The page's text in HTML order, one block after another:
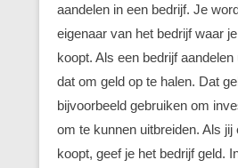
aandelen in een bedrijf. Je
eigenaar van het bedrijf waar
koopt. Als een bedrijf
dat om geld op te halen. Dat
bijvoorbeeld gebruiken om
om te kunnen uitbreiden. Als jij
koopt, geef je het bedrijf geld.